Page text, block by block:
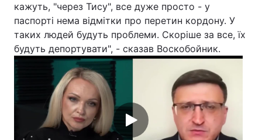
Екологія Регіони
Лонгріди
Відео з Youtube
Інтерв'ю
Архів Вакансії
кажуть, "через Тису", все дуже просто - у
паспорті нема відмітки про перетин кордону. У
таких людей будуть проблеми. Скоріше за все, їх
будуть депортувати", - сказав Воскобойник.